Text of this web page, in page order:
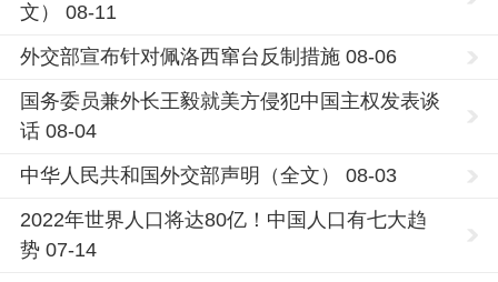
文） 08-11
外交部宣布针对佩洛西窜台反制措施 08-06
国务委员兼外长王毅就美方侵犯中国主权发表谈
话 08-04
中华人民共和国外交部声明（全文） 08-03
2022年世界人口将达80亿！中国人口有七大趋
势 07-14